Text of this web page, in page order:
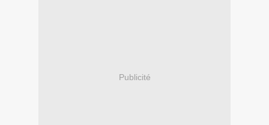
Publicité